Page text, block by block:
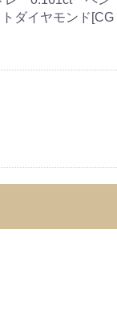
ダイヤモンド[CG